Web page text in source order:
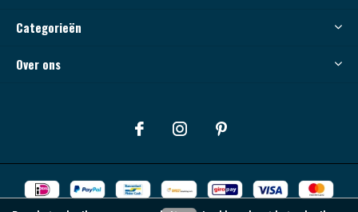
Categorieën
Over ons